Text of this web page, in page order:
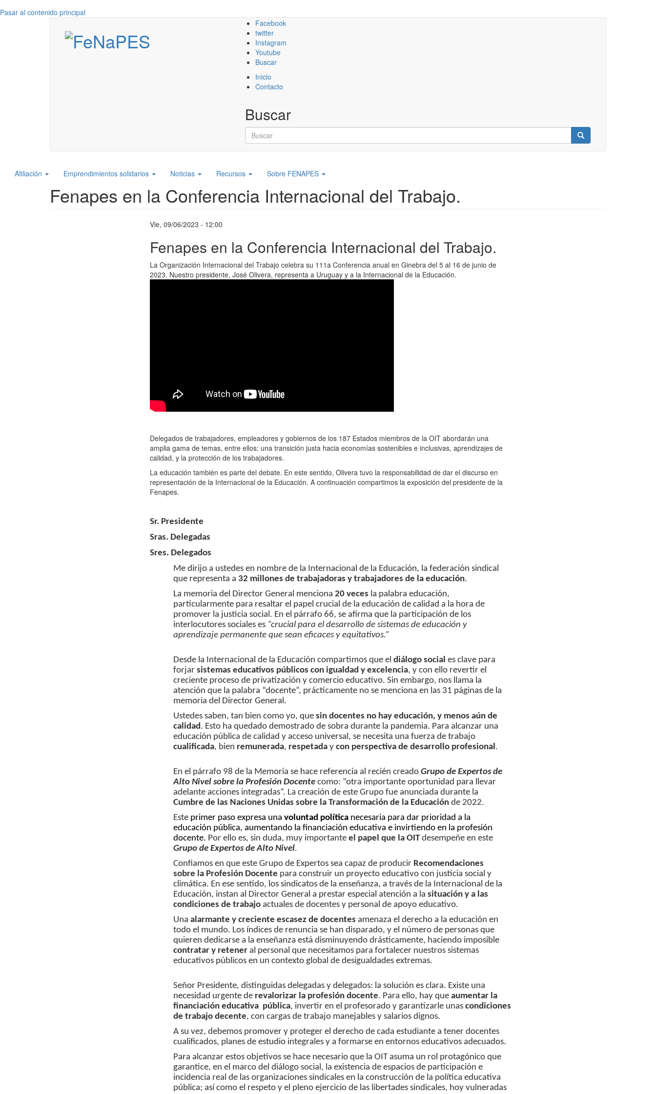
Pasar al contenido principal
Facebook
twitter
Instagram
Youtube
Buscar
Inicio
Contacto
Buscar
Buscar Buscar
Navegación
principal
Afiliación Emprendimientos solidarios Noticias Recursos Sobre FENAPES
Fenapes en la Conferencia Internacional del Trabajo.
Vie, 09/06/2023 - 12:00
Fenapes en la Conferencia Internacional del Trabajo.
La Organización Internacional del Trabajo celebra su 111a Conferencia anual en Ginebra del 5 al 16 de junio de
2023. Nuestro presidente, José Olivera, representa a Uruguay y a la Internacional de la Educación.
Delegados de trabajadores, empleadores y gobiernos de los 187 Estados miembros de la OIT abordarán una
amplia gama de temas, entre ellos: una transición justa hacia economías sostenibles e inclusivas, aprendizajes de
calidad, y la protección de los trabajadores.
La educación también es parte del debate. En este sentido, Olivera tuvo la responsabilidad de dar el discurso en
representación de la Internacional de la Educación. A continuación compartimos la exposición del presidente de la
Fenapes.
Sr. Presidente
Sras. Delegadas
Sres. Delegados
Me dirijo a ustedes en nombre de la Internacional de la Educación, la federación sindical
que representa a 32 millones de trabajadoras y trabajadores de la educación.
La memoria del Director General menciona 20 veces la palabra educación,
particularmente para resaltar el papel crucial de la educación de calidad a la hora de
promover la justicia social. En el párrafo 66, se afirma que la participación de los
interlocutores sociales es “crucial para el desarrollo de sistemas de educación y
aprendizaje permanente que sean eficaces y equitativos.”
Desde la Internacional de la Educación compartimos que el diálogo social es clave para
forjar sistemas educativos públicos con igualdad y excelencia, y con ello revertir el
creciente proceso de privatización y comercio educativo. Sin embargo, nos llama la
atención que la palabra “docente”, prácticamente no se menciona en las 31 páginas de la
memoria del Director General.
Ustedes saben, tan bien como yo, que sin docentes no hay educación, y menos aún de
calidad. Esto ha quedado demostrado de sobra durante la pandemia. Para alcanzar una
educación pública de calidad y acceso universal, se necesita una fuerza de trabajo
cualificada, bien remunerada, respetada y con perspectiva de desarrollo profesional.
En el párrafo 98 de la Memoria se hace referencia al recién creado Grupo de Expertos de
Alto Nivel sobre la Profesión Docente como: “otra importante oportunidad para llevar
adelante acciones integradas”. La creación de este Grupo fue anunciada durante la
Cumbre de las Naciones Unidas sobre la Transformación de la Educación de 2022.
Este primer paso expresa una voluntad política necesaria para dar prioridad a la
educación pública, aumentando la financiación educativa e invirtiendo en la profesión
docente. Por ello es, sin duda, muy importante el papel que la OITdesempeñe en este
Grupo de Expertos de Alto Nivel.
Confiamos en que este Grupo de Expertos sea capaz de producir Recomendaciones
sobre la Profesión Docente para construir un proyecto educativo con justicia social y
climática. En ese sentido, los sindicatos de la enseñanza, a través de la Internacional de la
Educación, instan al Director General a prestar especial atención a la situación y a las
condiciones de trabajo actuales de docentes y personal de apoyo educativo.
Una alarmante y creciente escasez de docentes amenaza el derecho a la educación en
todo el mundo. Los índices de renuncia se han disparado, y el número de personas que
quieren dedicarse a la enseñanza está disminuyendo drásticamente, haciendo imposible
contratar y retener al personal que necesitamos para fortalecer nuestros sistemas
educativos públicos en un contexto global de desigualdades extremas.
Señor Presidente, distinguidas delegadas y delegados: la solución es clara. Existe una
necesidad urgente de revalorizar la profesión docente. Para ello, hay que aumentar la
financiación educativa pública, invertir en el profesorado y garantizarle unas condiciones
de trabajo decente, con cargas de trabajo manejables y salarios dignos.
A su vez, debemos promover y proteger el derecho de cada estudiante a tener docentes
cualificados, planes de estudio integrales y a formarse en entornos educativos adecuados.
Para alcanzar estos objetivos se hace necesario que la OIT asuma un rol protagónico que
garantice, en el marco del diálogo social, la existencia de espacios de participación e
incidencia real de las organizaciones sindicales en la construcción de la política educativa
pública; así como el respeto y el pleno ejercicio de las libertades sindicales, hoy vulneradas